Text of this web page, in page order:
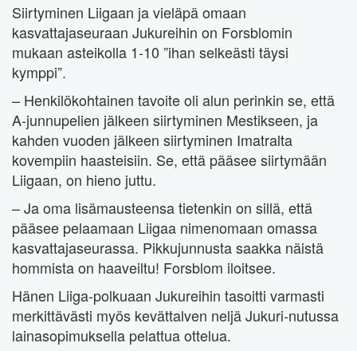
Siirtyminen Liigaan ja vieläpä omaan
kasvattajaseuraan Jukureihin on Forsblomin
mukaan asteikolla 1-10 ”ihan selkeästi täysi
kymppi”.
– Henkilökohtainen tavoite oli alun perinkin se, että
A-junnupelien jälkeen siirtyminen Mestikseen, ja
kahden vuoden jälkeen siirtyminen Imatralta
kovempiin haasteisiin. Se, että pääsee siirtymään
Liigaan, on hieno juttu.
– Ja oma lisämausteensa tietenkin on sillä, että
pääsee pelaamaan Liigaa nimenomaan omassa
kasvattajaseurassa. Pikkujunnusta saakka näistä
hommista on haaveiltu! Forsblom iloitsee.
Hänen Liiga-polkuaan Jukureihin tasoitti varmasti
merkittävästi myös kevättalven neljä Jukuri-nutussa
lainasopimuksella pelattua ottelua.